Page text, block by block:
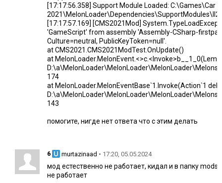
[17:17:56.358] Support Module Loaded: C:\Games\Car
[17:17:57.169] [CMS2021Mod]
'GameScript' from assembly 'Assembly-CSharp-
Culture=neutral, PublicKeyToken=null'.
at CMS2021.CMS2021ModTest.OnUpdate()
at
174
at MelonLoader.MelonEventBase`1.Invoke(Action`1
143
помогите, нигде нет ответа что с этим делать
6 murtazinaad • 17:20, 05.05.2024
мод естественно не работает, кидал и в папку mods,
не работает